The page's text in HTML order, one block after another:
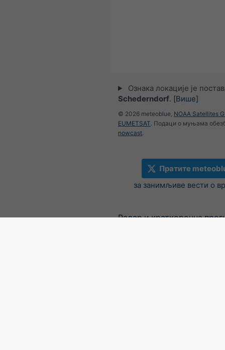
Ознака локације је
Schederndorf. [Више]
© 2026 meteoblue, NOAA Satellites
EUMETSAT. Подаци о муњама
nowcast.
Пратите
за занимљиве вести о
Радар и краткорочна